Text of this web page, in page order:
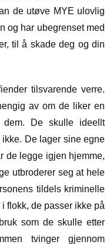
de utøve MYE ulovlig
og har ubegrenset med
til å skade deg og din
tilsvarende verre.
av om de liker en
De skulle ideellt
De lager sine egne
de legge igjen hjemme,
utbroderer seg at hele
tildels kriminelle
flokk, de passer ikke på
som de skulle etter
tvinger gjennom